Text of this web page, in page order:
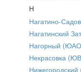
Н
Нагатино-
Нагатинский
Нагорный
Некрасовка